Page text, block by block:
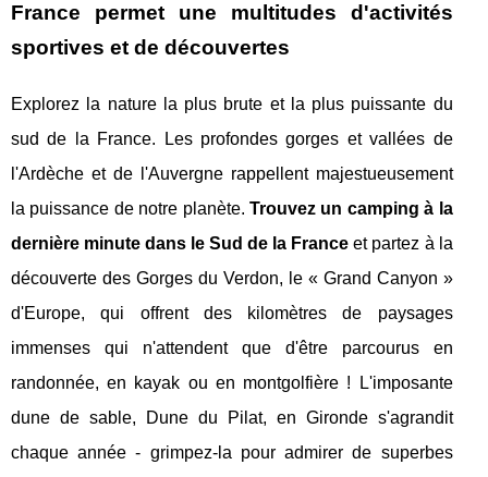
France permet une multitudes d'activités
sportives et de découvertes
Explorez la nature la plus brute et la plus puissante du
sud de la France. Les profondes gorges et vallées de
l'Ardèche et de l'Auvergne rappellent majestueusement
la puissance de notre planète. Trouvez un camping à la
dernière minute dans le Sud de la France et partez à la
découverte des Gorges du Verdon, le « Grand Canyon »
d'Europe, qui offrent des kilomètres de paysages
immenses qui n'attendent que d'être parcourus en
randonnée, en kayak ou en montgolfière ! L'imposante
dune de sable, Dune du Pilat, en Gironde s'agrandit
chaque année - grimpez-la pour admirer de superbes